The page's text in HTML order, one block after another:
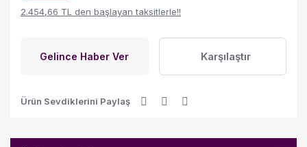
2.454,66 TL den başlayan taksitlerle!!
Gelince Haber Ver Karşılaştır
Ürün Sevdiklerini Paylaş